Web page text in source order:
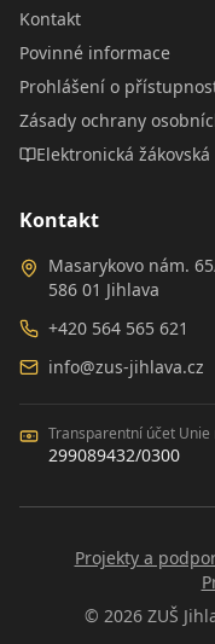
Kontakt
Povinné informace
Prohlášení o
Zásady ochrany
Elektronická žákovská
Kontakt
Masarykovo nám.
586 01 Jihlava
+420 564 565 621
info@zus-jihlava.cz
Transparentní účet Unie
299089432/0300
Projekty a
© 2026ZUŠ